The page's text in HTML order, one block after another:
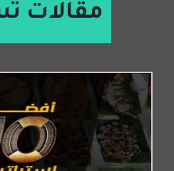
مقالات